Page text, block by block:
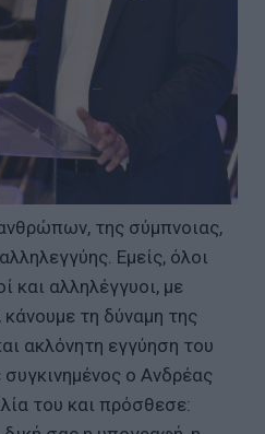
της σύμπνοιας,
Εμείς, όλοι
και αλληλέγγυοι, με
τη δύναμη της
ακλόνητη εγγύηση του
συγκινημένος ο Ανδρέας
του και πρόσθεσε: